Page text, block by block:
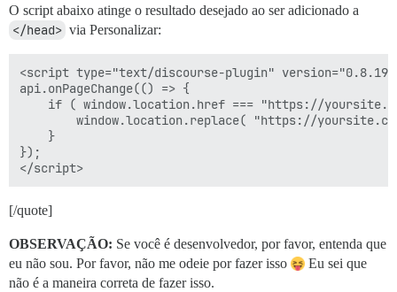
O script abaixo atinge o resultado desejado ao ser adicionado a
</head> via Personalizar:
<script type="text/discourse-plugin"
api.onPageChange(() => {
});
[/quote]
OBSERVAÇÃO: Se você é desenvolvedor, por favor, entenda que
eu não sou. Por favor, não me odeie por fazer isso
Eu sei que
não é a maneira correta de fazer isso.